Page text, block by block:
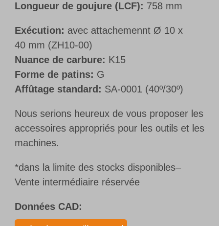
Longueur de goujure (LCF): 758 mm
Exécution: avec attachemennt Ø 10 x
40 mm (ZH10-00)
Nuance de carbure: K15
Forme de patins: G
Affûtage standard: SA-0001 (40º/30º)
Nous serions heureux de vous proposer les
accessoires appropriés pour les outils et les
machines.
*dans la limite des stocks disponibles–
Vente intermédiaire réservée
Données CAD: